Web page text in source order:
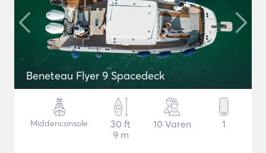
Beneteau Flyer 9 Spacedeck
Middenconsole
30 ft
9 m
10 Varen 1